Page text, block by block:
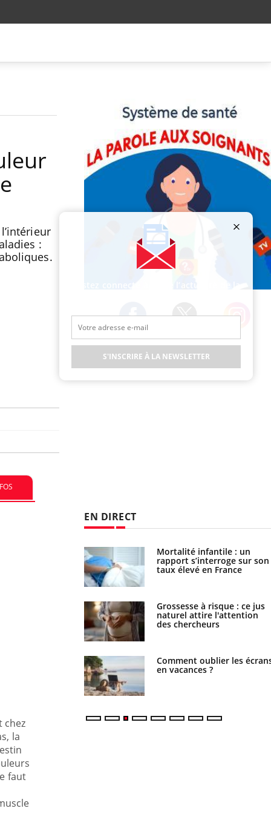
:
chez
la
faut
Facebook
EN DIRECT
les meilleurs
Mortalité infantile : un
rapport s’interroge sur son
taux élevé en France
Grossesse à risque : ce jus
naturel attire l'attention
des chercheurs
Comment oublier les
en vacances ?
S'INSCRIRE À LA NEWSLETTER